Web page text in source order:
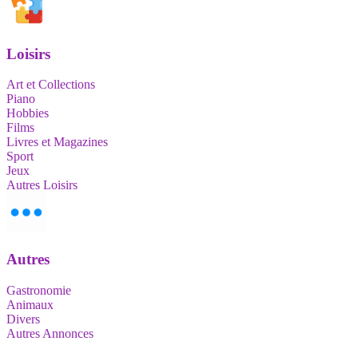
Loisirs
Art et Collections
Piano
Hobbies
Films
Livres et Magazines
Sport
Jeux
Autres Loisirs
Autres
Gastronomie
Animaux
Divers
Autres Annonces